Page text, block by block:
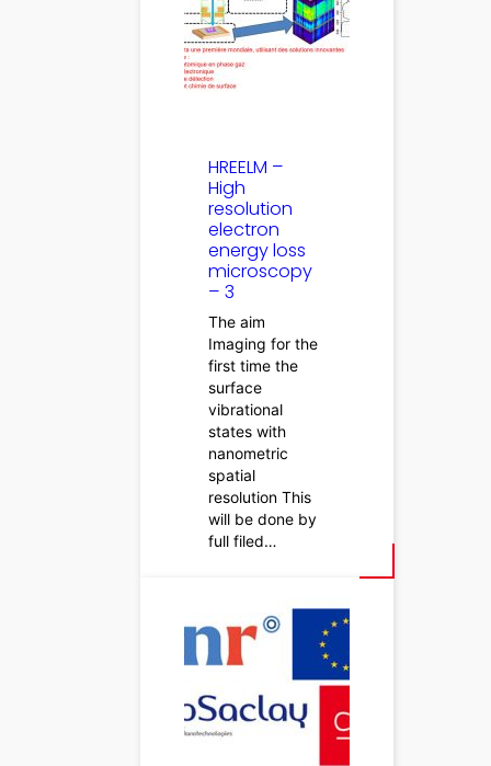
HREELM –
High
resolution
electron
energy loss
microscopy
– 3
The aim
Imaging for the
first time the
surface
vibrational
states with
nanometric
spatial
resolution This
will be done by
full filed…